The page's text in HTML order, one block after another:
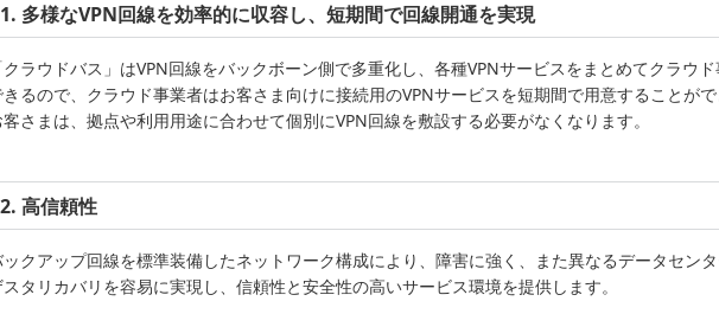
1. 多様なVPN回線を効率的に収容し、短期間で回線開通を実現
ラウドバス」はVPN回線をバックボーン側で多重化し、各種VPNサービスをまとめてクラウ
るので、クラウド事業者はお客さま向けに接続用のVPNサービスを短期間で用意することが
さまは、拠点や利用用途に合わせて個別にVPN回線を敷設する必要がなくなります。
2. 高信頼性
クアップ回線を標準装備したネットワーク構成により、障害に強く、また異なるデータセン
タリカバリを容易に実現し、信頼性と安全性の高いサービス環境を提供します。